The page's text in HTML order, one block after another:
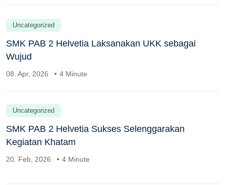
Uncategorized
SMK PAB 2 Helvetia Laksanakan UKK sebagai
Wujud
08. Apr, 2026 4 Minute
Uncategorized
SMK PAB 2 Helvetia Sukses Selenggarakan
Kegiatan Khatam
20. Feb, 2026 4 Minute